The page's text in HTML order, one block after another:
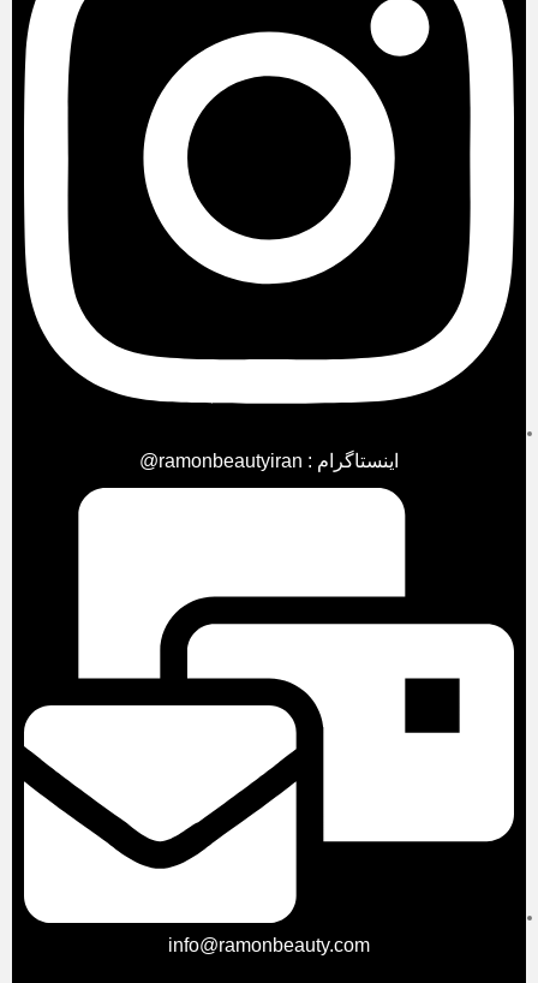
اینستاگرام : ramonbeautyiran@
info@ramonbeauty.com